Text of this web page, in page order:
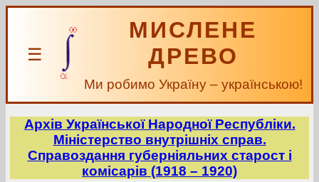
☰
МИСЛЕНЕ
ДРЕВО
Ми робимо Україну – українською!
Архів Української Народної Республіки.
Міністерство внутрішніх справ.
Справоздання губерніяльних старост і
комісарів (1918 – 1920)